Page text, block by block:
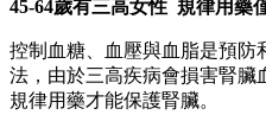
45-64歲有三高女性 規律用藥
控制血糖、血壓與血脂是預防
法，由於三高疾病會損害腎臟
規律用藥才能保護腎臟。